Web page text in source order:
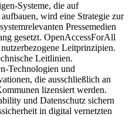
Systeme, die auf
wird eine Strategie zur
Pressemedien
gesetzt. OpenAccessForAll
Leitprinzipien.
Leitlinien.
Technologien und
die ausschließlich an
lizensiert werden.
und Datenschutz sichern
in digital vernetzten